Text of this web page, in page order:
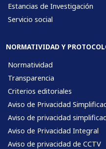
Estancias de Investigación
Servicio social
NORMATIVIDAD Y
Normatividad
Transparencia
Criterios editoriales
Aviso de Privacidad
Aviso de privacidad
Aviso de Privacidad Integral
Aviso de privacidad de CCTV